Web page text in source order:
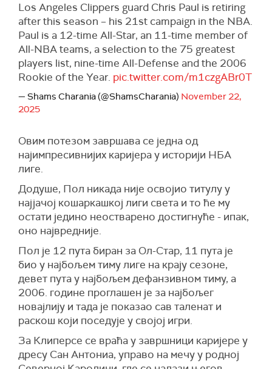
Los Angeles Clippers guard Chris Paul is retiring
after this season – his 21st campaign in the NBA.
Paul is a 12-time All-Star, an 11-time member of
All-NBA teams, a selection to the 75 greatest
players list, nine-time All-Defense and the 2006
Rookie of the Year. pic.twitter.com/m1czgABr0T
— Shams Charania (@ShamsCharania) November 22,
2025
Овим потезом завршава се једна од
најимпресивнијих каријера у историји НБА
лиге.
Додуше, Пол никада није освојио титулу у
најјачој кошаркашкој лиги света и то ће му
остати једино неостварено достигнуће - ипак,
оно највредније.
Пол је 12 пута биран за Ол-Стар, 11 пута је
био у најбољем тиму лиге на крају сезоне,
девет пута у најбољем дефанзивном тиму, а
2006. године проглашен је за најбољег
новајлију и тада је показао сав таленат и
раскош који поседује у својој игри.
За Клиперсе се враћа у завршници каријере у
дресу Сан Антониа, управо на мечу у родној